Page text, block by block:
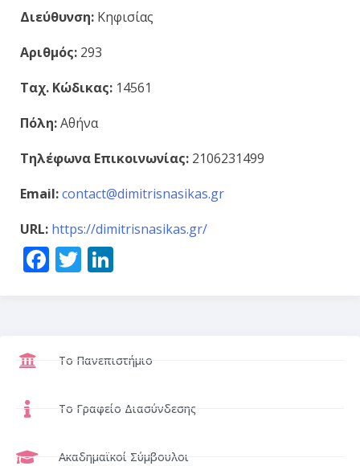
Διεύθυνση: Κηφισίας
Αριθμός: 293
Ταχ. Κώδικας: 14561
Πόλη:Αθήνα
Τηλέφωνα Επικοινωνίας: 2106231499
Email:contact@dimitrisnasikas.gr
URL: https://dimitrisnasikas.gr/
Facebook
Twitter
Το Πανεπιστήμιο
Το Γραφείο Διασύνδεσης
Ακαδημαϊκοί Σύμβουλοι